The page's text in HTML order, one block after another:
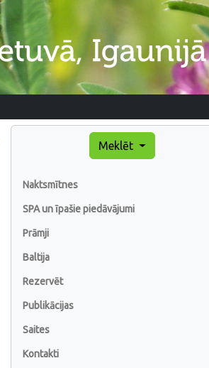
Meklēt
Naktsmītnes
SPA un īpašie piedāvājumi
Prāmji
Baltija
Rezervēt
Publikācijas
Saites
Kontakti